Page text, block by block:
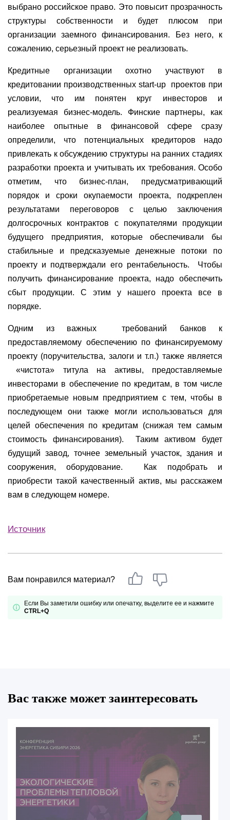
выбрано российское право. Это повысит прозрачность
структуры собственности и будет плюсом при
организации заемного финансирования. Без него, к
сожалению, серьезный проект не реализовать.
Кредитные организации охотно участвуют в
кредитовании производственных start-up
проектов при
условии, что им понятен круг инвесторов и
реализуемая бизнес-модель. Финские партнеры, как
наиболее опытные в финансовой сфере сразу
определили, что потенциальных кредиторов надо
привлекать к обсуждению структуры на ранних стадиях
разработки проекта и учитывать их требования. Особо
отметим, что бизнес-план, предусматривающий
порядок и сроки окупаемости проекта, подкреплен
результатами переговоров с целью заключения
долгосрочных контрактов с покупателями продукции
будущего предприятия, которые обеспечивали бы
стабильные и предсказуемые денежные потоки по
проекту и подтверждали его рентабельность.
Чтобы
получить финансирование проекта, надо обеспечить
сбыт продукции. С этим у нашего проекта все в
порядке.
Одним из важных
требований банков к
предоставляемому обеспечению по финансируемому
проекту (поручительства, залоги и т.п.) также является
«чистота» титула на активы, предоставляемые
инвесторами в обеспечение по кредитам, в том числе
приобретаемые новым предприятием с тем, чтобы в
последующем они также могли использоваться для
целей обеспечения по кредитам (снижая тем самым
стоимость финансирования).
Таким активом будет
будущий завод, точнее земельный участок, здания и
сооружения, оборудование.
Как подобрать и
приобрести такой качественный актив, мы расскажем
вам в следующем номере.
Источник
Вам понравился материал?
Если Вы заметили ошибку или опечатку, выделите ее и нажмите
CTRL+Q
Вас также может заинтересовать